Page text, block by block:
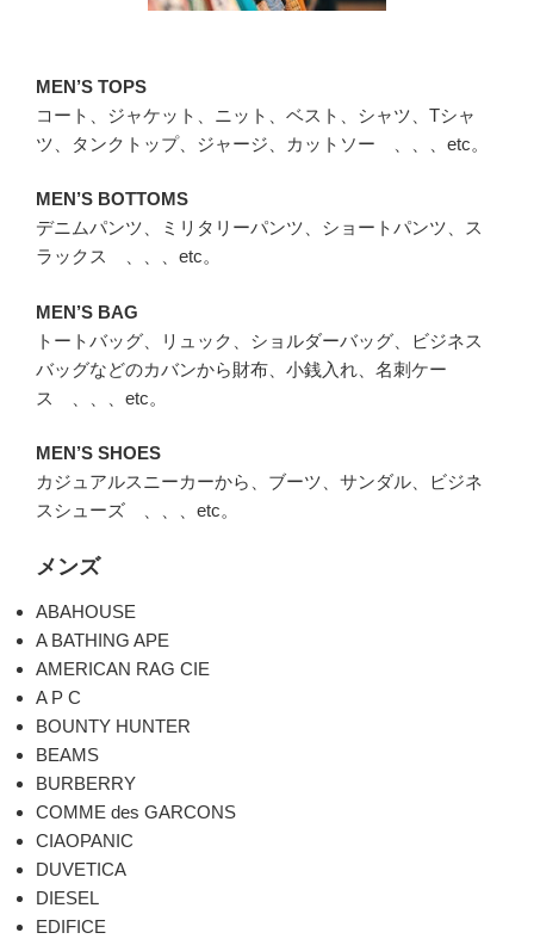
MEN’S TOPS
コート、ジャケット、ニット、ベスト、シャツ、Tシャ
ツ、タンクトップ、ジャージ、カットソー 、、、etc。
MEN’S BOTTOMS
デニムパンツ、ミリタリーパンツ、ショートパンツ、ス
ラックス 、、、etc。
MEN’S BAG
トートバッグ、リュック、ショルダーバッグ、ビジネス
バッグなどのカバンから財布、小銭入れ、名刺ケー
ス 、、、etc。
MEN’S SHOES
カジュアルスニーカーから、ブーツ、サンダル、ビジネ
スシューズ 、、、etc。
メンズ
ABAHOUSE
A BATHING APE
AMERICAN RAG CIE
A P C
BOUNTY HUNTER
BEAMS
BURBERRY
COMME des GARCONS
CIAOPANIC
DUVETICA
DIESEL
EDIFICE